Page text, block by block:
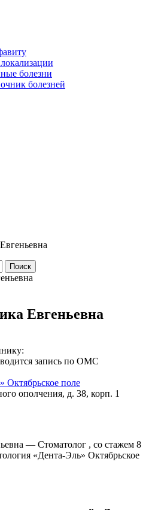
болезни
болезней
Евгеньевна
запись по ОМС
Октябрьское поле
ополчения, д. 38, корп. 1
— Стоматолог , со стажем 8
«Дента-Эль» Октябрьское